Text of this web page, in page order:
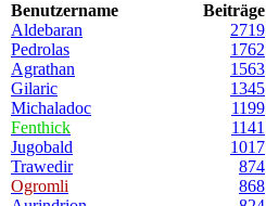
Benutzername
Beiträge
Aldebaran
2719
Pedrolas
1762
Agrathan
1563
Gilaric
1345
Michaladoc
1199
Fenthick
1141
Jugobald
1017
Trawedir
874
Ogromli
868